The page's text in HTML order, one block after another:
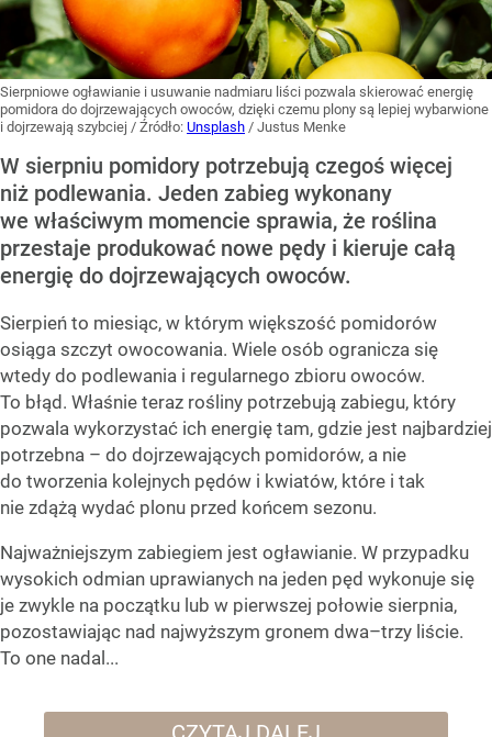
Sierpniowe ogławianie i usuwanie nadmiaru liści pozwala skierować energię
pomidora do dojrzewających owoców, dzięki czemu plony są lepiej wybarwione
i dojrzewają szybciej / Źródło: Unsplash / Justus Menke
W sierpniu pomidory potrzebują czegoś więcej
niż podlewania. Jeden zabieg wykonany
we właściwym momencie sprawia, że roślina
przestaje produkować nowe pędy i kieruje całą
energię do dojrzewających owoców.
Sierpień to miesiąc, w którym większość pomidorów
osiąga szczyt owocowania. Wiele osób ogranicza się
wtedy do podlewania i regularnego zbioru owoców.
To błąd. Właśnie teraz rośliny potrzebują zabiegu, który
pozwala wykorzystać ich energię tam, gdzie jest najbardziej
potrzebna – do dojrzewających pomidorów, a nie
do tworzenia kolejnych pędów i kwiatów, które i tak
nie zdążą wydać plonu przed końcem sezonu.
Najważniejszym zabiegiem jest ogławianie. W przypadku
wysokich odmian uprawianych na jeden pęd wykonuje się
je zwykle na początku lub w pierwszej połowie sierpnia,
pozostawiając nad najwyższym gronem dwa–trzy liście.
To one nadal...